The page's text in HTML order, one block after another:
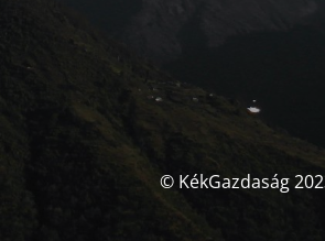
© KékGazdaság